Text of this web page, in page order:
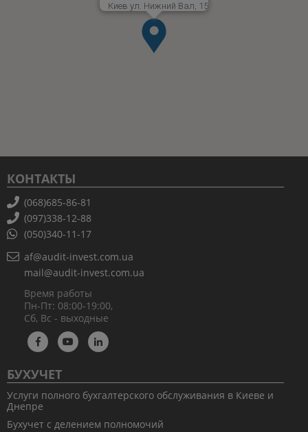
Киев ул. Нижний Вал, 15
КОНТАКТЫ
(068)685-86-81
(097)338-12-88
(050)340-11-17
af@audit-invest.com.ua
mail@audit-invest.com.ua
Время работы
Пн-Пт: 08:00-19:00,
Сб, Вс - выходные
БУХУЧЕТ
Услуги полного бухгалтерского обслуживания в Киеве и
Днепре
Бухучет с делением полномочий